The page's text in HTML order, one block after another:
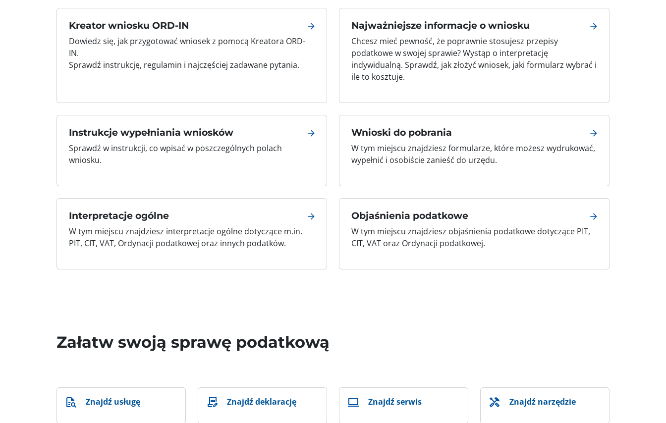
Kreator wniosku ORD-IN
Dowiedz się, jak przygotować wniosek z pomocą Kreatora ORD-
IN.
Sprawdź instrukcję, regulamin i najczęściej zadawane pytania.
Najważniejsze informacje o wniosku
Chcesz mieć pewność, że poprawnie stosujesz przepisy
podatkowe w swojej sprawie? Wystąp o interpretację
indywidualną. Sprawdź, jak złożyć wniosek, jaki formularz wybrać i
ile to kosztuje.
Instrukcje wypełniania wniosków
Sprawdź w instrukcji, co wpisać w poszczególnych polach
wniosku.
Wnioski do pobrania
W tym miejscu znajdziesz formularze, które możesz wydrukować,
wypełnić i osobiście zanieść do urzędu.
Interpretacje ogólne
W tym miejscu znajdziesz interpretacje ogólne dotyczące m.in.
PIT, CIT, VAT, Ordynacji podatkowej oraz innych podatków.
Objaśnienia podatkowe
W tym miejscu znajdziesz objaśnienia podatkowe dotyczące PIT,
CIT, VAT oraz Ordynacji podatkowej.
Załatw swoją sprawę podatkową
Znajdź usługę Znajdź deklarację Znajdź serwis Znajdź narzędzie